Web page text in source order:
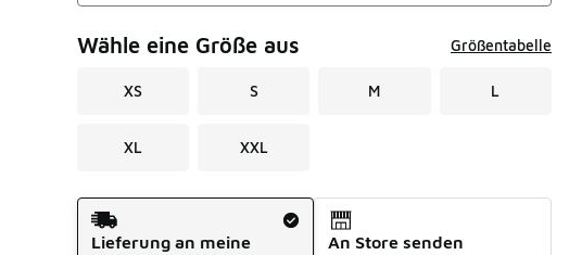
Wähle eine Größe aus Größentabelle
XS S M L
XL XXL
Versandart
Lieferung an meine
An Store senden